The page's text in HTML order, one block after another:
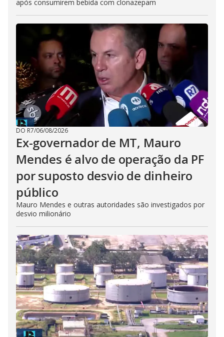
após consumirem bebida com clonazepam
DO R7/06/08/2026
Ex-governador de MT, Mauro
Mendes é alvo de operação da PF
por suposto desvio de dinheiro
público
Mauro Mendes e outras autoridades são investigados por
desvio milionário